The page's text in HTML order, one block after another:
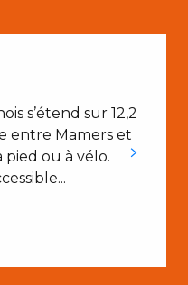
s’étend sur 12,2
entre Mamers et
pied ou à vélo.